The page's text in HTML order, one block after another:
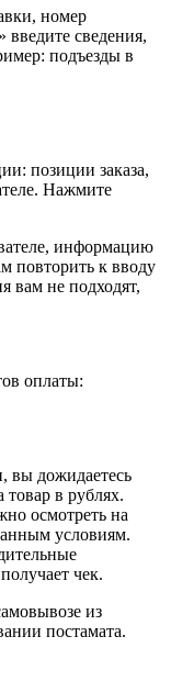
номер
введите сведения,
подъезды в
позиции заказа,
Нажмите
информацию
повторить к вводу
вам не подходят,
оплаты:
вы дожидаетесь
товар в рублях.
осмотреть на
условиям.
чек.
из
постамата.